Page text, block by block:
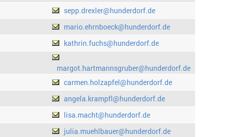
sepp.drexler@hunderdorf.de
mario.ehrnboeck@hunderdorf.de
kathrin.fuchs@hunderdorf.de
margot.hartmannsgruber@hunderdorf.de
carmen.holzapfel@hunderdorf.de
angela.krampfl@hunderdorf.de
lisa.macht@hunderdorf.de
julia.muehlbauer@hunderdorf.de